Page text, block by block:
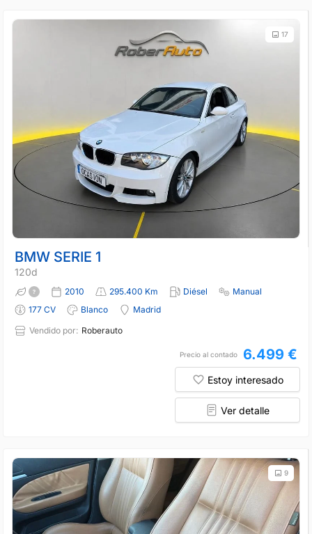
17
BMW SERIE 1
120d
2010 295.400 Km Diésel
Manual
177 CV
Blanco
Madrid
Vendido por: Roberauto
Precio al contado 6.499 €
Estoy interesado
Ver detalle
9